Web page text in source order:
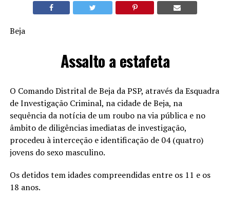
Beja
Assalto a estafeta
O Comando Distrital de Beja da PSP, através da Esquadra
de Investigação Criminal, na cidade de Beja, na
sequência da notícia de um roubo na via pública e no
âmbito de diligências imediatas de investigação,
procedeu à interceção e identificação de 04 (quatro)
jovens do sexo masculino.
Os detidos tem idades compreendidas entre os 11 e os
18 anos.